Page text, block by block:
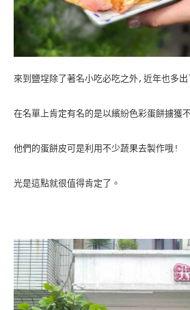
來到鹽埕除了著名小吃必吃之外,近年也多出
在名單上肯定有名的是以繽紛色彩蛋餅擄獲
他們的蛋餅皮可是利用不少蔬果去製作哦!
光是這點就很值得肯定了。